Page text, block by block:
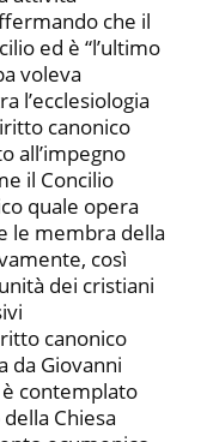
che il
ed è “l’ultimo
voleva
l’ecclesiologia
canonico
all’impegno
il Concilio
quale opera
le membra della
così
dei cristiani
canonico
da Giovanni
è contemplato
Chiesa